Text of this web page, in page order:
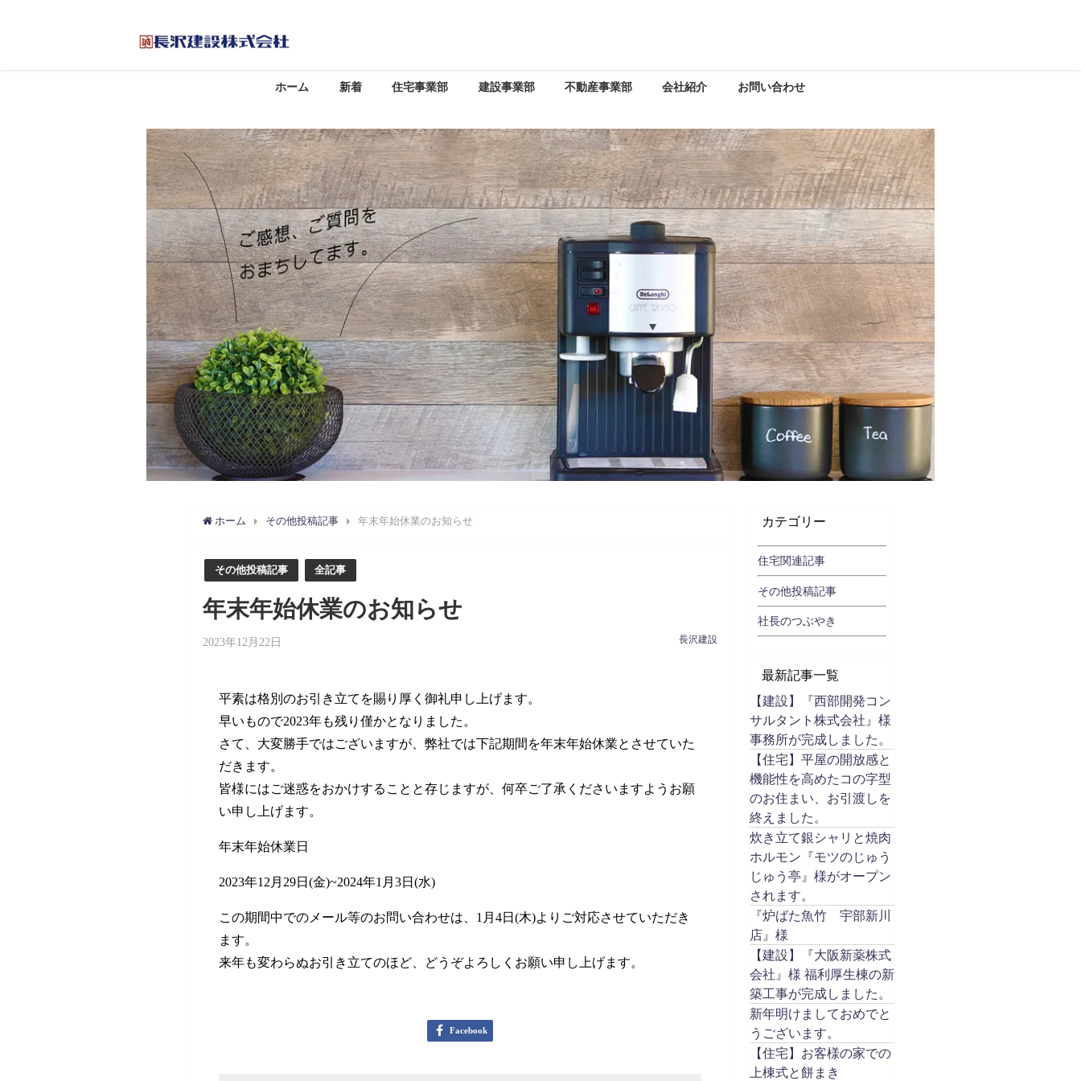
ホーム 新着 住宅事業部 建設事業部 不動産事業部 会社紹介 お問い合わせ
ホーム その他投稿記事 年末年始休業のお知らせ
その他投稿記事 全記事
年末年始休業のお知らせ
2023年12月22日 長沢建設
平素は格別のお引き立てを賜り厚く御礼申し上げます。
早いもので2023年も残り僅かとなりました。
さて、大変勝手ではございますが、弊社では下記期間を年末年始休業とさせていた
だきます。
皆様にはご迷惑をおかけすることと存じますが、何卒ご了承くださいますようお願
い申し上げます。
年末年始休業日
2023年12月29日(金)~2024年1月3日(水)
この期間中でのメール等のお問い合わせは、1月4日(木)よりご対応させていただき
ます。
来年も変わらぬお引き立てのほど、どうぞよろしくお願い申し上げます。
Facebook
カテゴリー
住宅関連記事
その他投稿記事
社長のつぶやき
最新記事一覧
【建設】『西部開発コン
サルタント株式会社』様
事務所が完成しました。
【住宅】平屋の開放感と
機能性を高めたコの字型
のお住まい、お引渡しを
終えました。
炊き立て銀シャリと焼肉
ホルモン『モツのじゅう
じゅう亭』様がオープン
されます。
『炉ばた魚竹 宇部新川
店』様
【建設】『大阪新薬株式
会社』様 福利厚生棟の新
築工事が完成しました。
新年明けましておめでと
うございます。
【住宅】お客様の家での
上棟式と餅まき